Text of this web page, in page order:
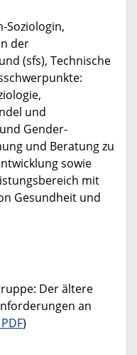
Soziologin,
der
(sfs), Technische
und
Gender-
und Beratung zu
sowie
mit
Gesundheit und
Der ältere
an
)